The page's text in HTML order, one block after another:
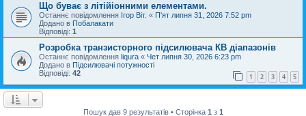
Що буває з літійіонними елементами.
Останнє повідомлення Ігор Віт. « П'ят липня 31, 2026 7:52 pm
Додано в Побалакати
Відповіді: 1
Розробка транзисторного підсилювача КВ діапазонів
Останнє повідомлення liqura « Чет липня 30, 2026 6:23 pm
Додано в Підсилювачі потужності
Відповіді: 42 1 2 3 4 5
Пошук дав 9 результатів • Сторінка 1 з 1